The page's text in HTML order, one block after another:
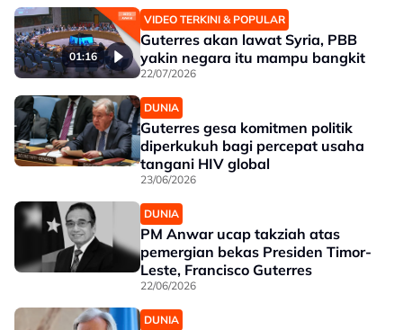
01:16
VIDEO TERKINI & POPULAR
Guterres akan lawat Syria, PBB
yakin negara itu mampu bangkit
22/07/2026
DUNIA
Guterres gesa komitmen politik
diperkukuh bagi percepat usaha
tangani HIV global
23/06/2026
DUNIA
PM Anwar ucap takziah atas
pemergian bekas Presiden Timor-
Leste, Francisco Guterres
22/06/2026
DUNIA